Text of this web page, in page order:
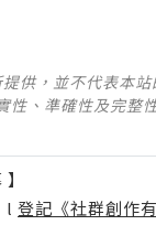
供，並不代表本
性、準確性及完整
l 登記《社群創作